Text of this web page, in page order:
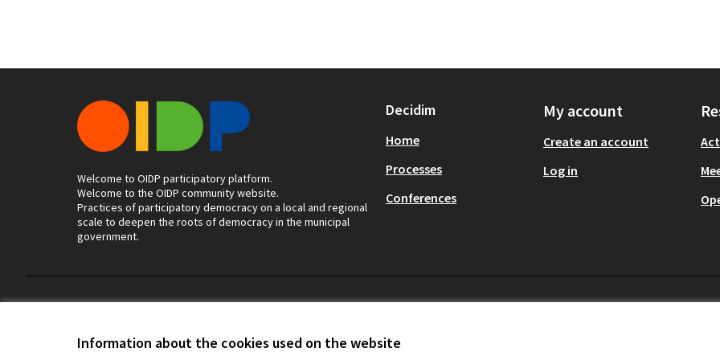
Information about the cookies used on the website
Welcome to OIDP participatory platform.
Welcome to the OIDP community website.
Practices of participatory democracy on a local and regional
scale to deepen the roots of democracy in the municipal
government.
Decidim
Home
Processes
Conferences
My account
Create an account
Log in